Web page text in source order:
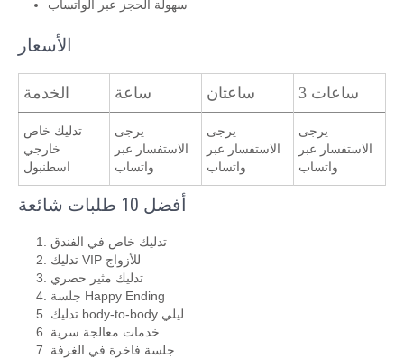
سهولة الحجز عبر الواتساب
الأسعار
الخدمة ساعة ساعتان 3 ساعات
تدليك خاص
خارجي
اسطنبول
يرجى
الاستفسار عبر
واتساب
يرجى
الاستفسار عبر
واتساب
يرجى
الاستفسار عبر
واتساب
أفضل 10 طلبات شائعة
تدليك خاص في الفندق
تدليك VIP للأزواج
تدليك مثير حصري
جلسة Happy Ending
تدليك body-to-body ليلي
خدمات معالجة سرية
جلسة فاخرة في الغرفة